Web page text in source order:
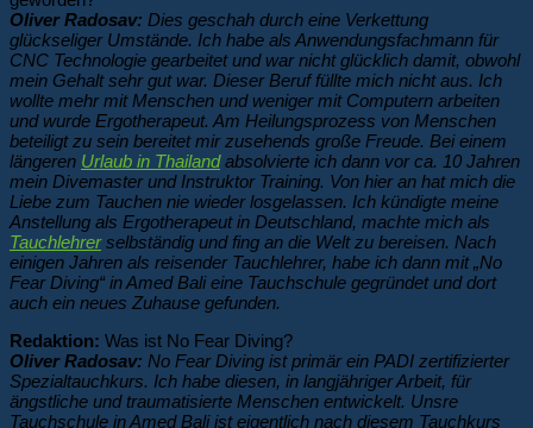
Oliver Radosav: Dies geschah durch eine Verkettung
glückseliger Umstände. Ich habe als Anwendungsfachmann für
CNC Technologie gearbeitet und war nicht glücklich damit, obwohl
mein Gehalt sehr gut war. Dieser Beruf füllte mich nicht aus. Ich
wollte mehr mit Menschen und weniger mit Computern arbeiten
und wurde Ergotherapeut. Am Heilungsprozess von Menschen
beteiligt zu sein bereitet mir zusehends große Freude. Bei einem
längeren Urlaub in Thailandabsolvierte ich dann vor ca. 10 Jahren
mein Divemaster und Instruktor Training. Von hier an hat mich die
Liebe zum Tauchen nie wieder losgelassen. Ich kündigte meine
Anstellung als Ergotherapeut in Deutschland, machte mich als
Tauchlehrerselbständig und fing an die Welt zu bereisen. Nach
einigen Jahren als reisender Tauchlehrer, habe ich dann mit „No
Fear Diving“ in Amed Bali eine Tauchschule gegründet und dort
auch ein neues Zuhause gefunden.
Redaktion: Was ist No Fear Diving?
Oliver Radosav: No Fear Diving ist primär ein PADI zertifizierter
Spezialtauchkurs. Ich habe diesen, in langjähriger Arbeit, für
ängstliche und traumatisierte Menschen entwickelt. Unsre
Tauchschule in Amed Bali ist eigentlich nach diesem Tauchkurs